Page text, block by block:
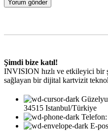
Şimdi bize katıl!
INVISION hızlı ve etkileyici bir
sağlayan bir dijital kartvizit
34515 Istanbul/Türkiye
E-